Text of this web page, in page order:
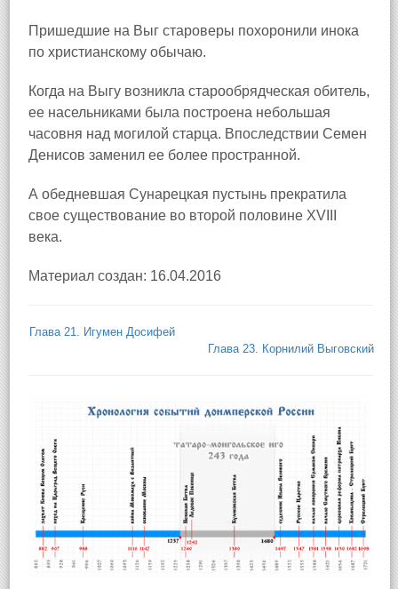
Пришедшие на Выг староверы похоронили инока
по христианскому обычаю.
Когда на Выгу возникла старообрядческая обитель,
ее насельниками была построена небольшая
часовня над могилой старца. Впоследствии Семен
Денисов заменил ее более пространной.
А обедневшая Сунарецкая пустынь прекратила
свое существование во второй половине XVIII
века.
Материал создан: 16.04.2016
Глава 21. Игумен Досифей
Глава 23. Корнилий Выговский